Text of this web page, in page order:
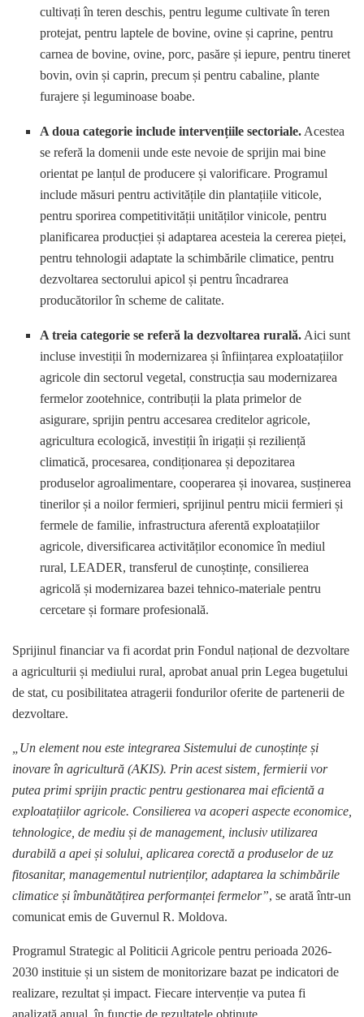
cultivați în teren deschis, pentru legume cultivate în teren
protejat, pentru laptele de bovine, ovine și caprine, pentru
carnea de bovine, ovine, porc, pasăre și iepure, pentru tineret
bovin, ovin și caprin, precum și pentru cabaline, plante
furajere și leguminoase boabe.
A doua categorie include intervențiile sectoriale. Acestea
se referă la domenii unde este nevoie de sprijin mai bine
orientat pe lanțul de producere și valorificare. Programul
include măsuri pentru activitățile din plantațiile viticole,
pentru sporirea competitivității unităților vinicole, pentru
planificarea producției și adaptarea acesteia la cererea pieței,
pentru tehnologii adaptate la schimbările climatice, pentru
dezvoltarea sectorului apicol și pentru încadrarea
producătorilor în scheme de calitate.
A treia categorie se referă la dezvoltarea rurală. Aici sunt
incluse investiții în modernizarea și înființarea exploatațiilor
agricole din sectorul vegetal, construcția sau modernizarea
fermelor zootehnice, contribuții la plata primelor de
asigurare, sprijin pentru accesarea creditelor agricole,
agricultura ecologică, investiții în irigații și reziliență
climatică, procesarea, condiționarea și depozitarea
produselor agroalimentare, cooperarea și inovarea, susținerea
tinerilor și a noilor fermieri, sprijinul pentru micii fermieri și
fermele de familie, infrastructura aferentă exploatațiilor
agricole, diversificarea activităților economice în mediul
rural, LEADER, transferul de cunoștințe, consilierea
agricolă și modernizarea bazei tehnico-materiale pentru
cercetare și formare profesională.
Sprijinul financiar va fi acordat prin Fondul național de dezvoltare
a agriculturii și mediului rural, aprobat anual prin Legea bugetului
de stat, cu posibilitatea atragerii fondurilor oferite de partenerii de
dezvoltare.
„Un element nou este integrarea Sistemului de cunoștințe și
inovare în agricultură (AKIS). Prin acest sistem, fermierii vor
putea primi sprijin practic pentru gestionarea mai eficientă a
exploatațiilor agricole. Consilierea va acoperi aspecte economice,
tehnologice, de mediu și de management, inclusiv utilizarea
durabilă a apei și solului, aplicarea corectă a produselor de uz
fitosanitar, managementul nutrienților, adaptarea la schimbările
climatice și îmbunătățirea performanței fermelor”, se arată într-un
comunicat emis de Guvernul R. Moldova.
Programul Strategic al Politicii Agricole pentru perioada 2026-
2030 instituie și un sistem de monitorizare bazat pe indicatori de
realizare, rezultat și impact. Fiecare intervenție va putea fi